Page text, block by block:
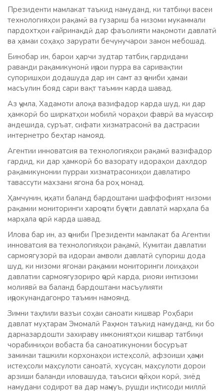
Президенти мамлакат таъкид намуданд, ки татбиқи васеи
технологияҳои рақамӣ ва гузариш ба низоми мукаммали
пардохтҳои ғайринақдӣ дар фаъолияти мақомоти давлатӣ
ва ҳамаи соҳаҳо зарурати бечунучарои замон мебошад.
Бинобар ин, барои ҳарчи зудтар татбиқ гардидани
раванди рақамикунонӣ иҷрои пурра ва саривақтии
супоришҳои додашуда дар ин самт аз ҷониби ҳамаи
масъулин бояд сари вақт таъмин карда шавад.
Аз ҷумла, Хадамоти алоқа вазифадор карда шуд, ки дар
ҳамкорӣ бо ширкатҳои мобилӣ чораҳои фаврӣ ва муассир
андешида, суръат, сифати хизматрасонӣ ва дастрасии
интернетро беҳтар намояд.
Агентии инноватсия ва технологияҳои рақамӣ вазифадор
гардид, ки дар ҳамкорӣ бо вазорату идораҳои дахлдор
рақамикунонии пурраи хизматрасониҳои давлатиро
тавассути махзани ягона ба роҳ монад.
Ҳамчунин, ҷиҳати баланд бардоштани шаффофият низоми
рақамии мониторинги хароҷоти буҷети давлатӣ марҳала ба
марҳала ҷорӣ карда шавад.
Илова бар ин, аз ҷониби Президенти мамлакат ба Агентии
инноватсия ва технологияҳои рақамӣ, Кумитаи давлатии
сармоягузорӣ ва идораи амволи давлатӣ супориш дода
шуд, ки низоми ягонаи рақамии мониторинги лоиҳаҳои
давлатии сармоягузориро ҷорӣ карда, риояи интизоми
молиявӣ ва баланд бардоштани масъулияти
иҷрокунандагонро таъмин намоянд.
Зимни таҳлили вазъи соҳаи саноати кишвар Роҳбари
давлат муҳтарам Эмомалӣ Раҳмон таъкид намуданд, ки бо
дарназардошти захираву имкониятҳои кишвар татбиқи
чорабиниҳои вобаста ба саноатикунонии босуръат
заминаи ташкили корхонаҳои истеҳсолӣ, афзоиши ҳаҷми
истеҳсоли маҳсулоти саноатӣ, хусусан, маҳсулоти дорои
арзиши баланди иловашуда, таъсиси ҷойҳои корӣ, зиёд
намудани содирот ва дар маҷмуъ, рушди иқтисоди миллӣ